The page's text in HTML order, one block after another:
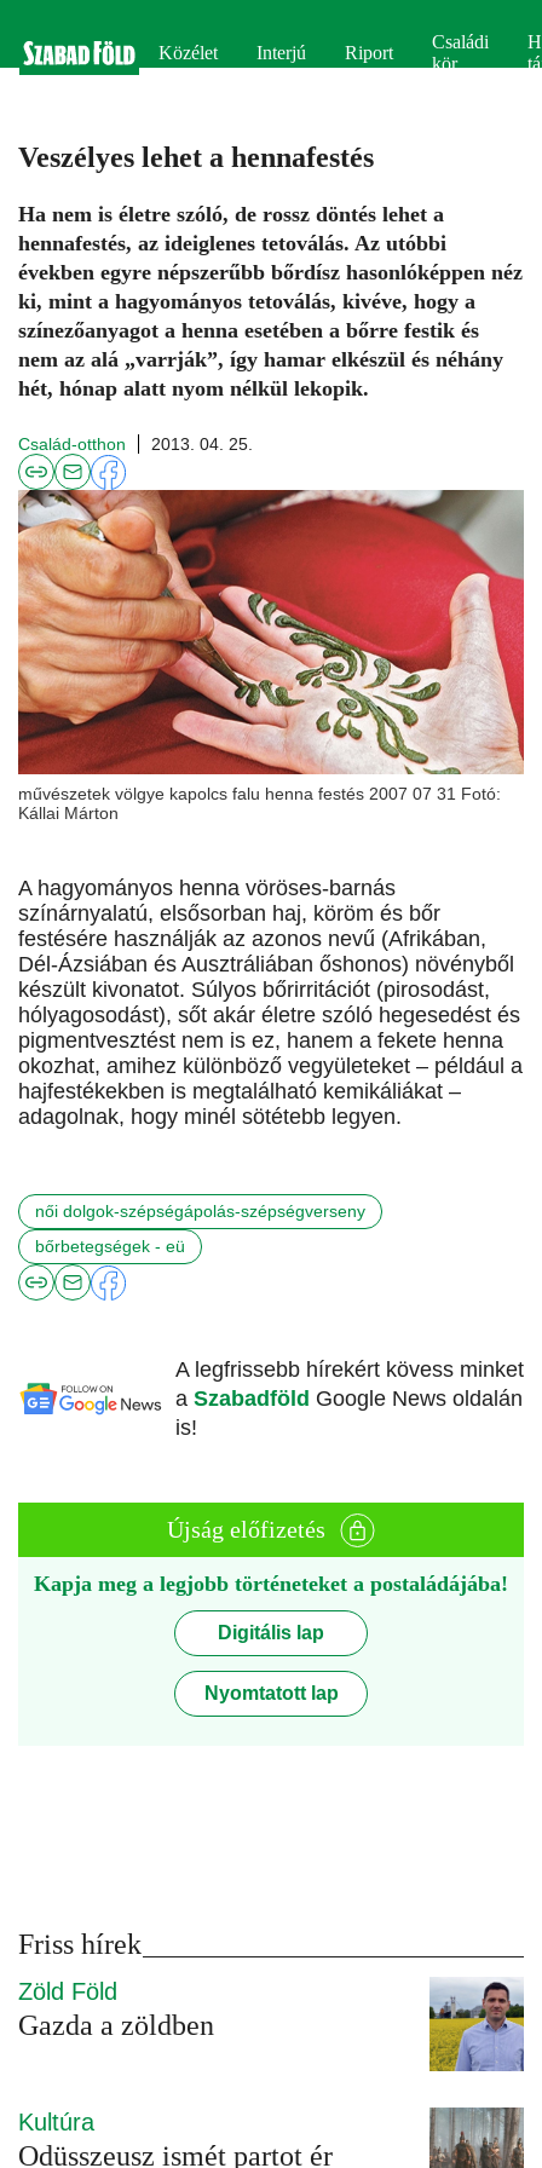
Közélet Interjú Riport
Családi
kör
Veszélyes lehet a hennafestés
Ha nem is életre szóló, de rossz döntés lehet a
hennafestés, az ideiglenes tetoválás. Az utóbbi
években egyre népszerűbb bőrdísz hasonlóképpen néz
ki, mint a hagyományos tetoválás, kivéve, hogy a
színezőanyagot a henna esetében a bőrre festik és
nem az alá „varrják”, így hamar elkészül és néhány
hét, hónap alatt nyom nélkül lekopik.
Család-otthon 2013. 04. 25.
művészetek völgye kapolcs falu henna festés 2007 07 31 Fotó:
Kállai Márton
A hagyományos henna vöröses-barnás
színárnyalatú, elsősorban haj, köröm és bőr
festésére használják az azonos nevű (Afrikában,
Dél-Ázsiában és Ausztráliában őshonos) növényből
készült kivonatot. Súlyos bőrirritációt (pirosodást,
hólyagosodást), sőt akár életre szóló hegesedést és
pigmentvesztést nem is ez, hanem a fekete henna
okozhat, amihez különböző vegyületeket – például a
hajfestékekben is megtalálható kemikáliákat –
adagolnak, hogy minél sötétebb legyen.
női dolgok-szépségápolás-szépségverseny
bőrbetegségek - eü
A legfrissebb hírekért kövess minket
a Szabadföld Google News oldalán
is!
Újság előfizetés
Kapja meg a legjobb történeteket a postaládájába!
Digitális lap
Nyomtatott lap
Friss hírek
Zöld Föld
Gazda a zöldben
Kultúra
Odüsszeusz ismét partot ér